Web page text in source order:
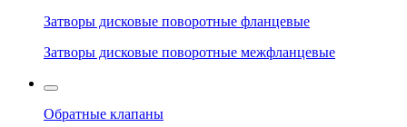
Затворы дисковые поворотные фланцевые
Затворы дисковые поворотные межфланцевые
Обратные клапаны